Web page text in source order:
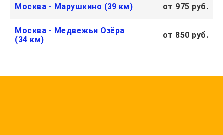
Москва - Марушкино (39 км) от 975 руб.
Москва - Медвежьи Озёра
(34 км)
от 850 руб.